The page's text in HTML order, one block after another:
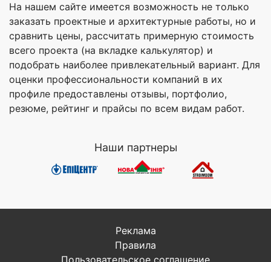
На нашем сайте имеется возможность не только
заказать проектные и архитектурные работы, но и
сравнить цены, рассчитать примерную стоимость
всего проекта (на вкладке калькулятор) и
подобрать наиболее привлекательный вариант. Для
оценки профессиональности компаний в их
профиле предоставлены отзывы, портфолио,
резюме, рейтинг и прайсы по всем видам работ.
Наши партнеры
Реклама
Правила